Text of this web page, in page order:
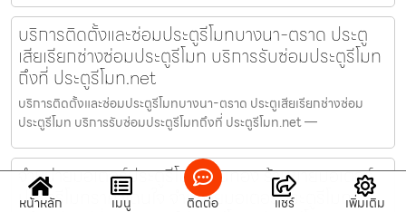
บริการติดตั้งและซ่อมประตูรีโมทบางนา-ตราด ประตู
เสียเรียกช่างซ่อมประตูรีโมท บริการรับซ่อมประตูรีโมท
ถึงที่ ประตูรีโมท.net
บริการติดตั้งและซ่อมประตูรีโมทบางนา-ตราด ประตูเสียเรียกช่างซ่อม
ประตูรีโมท บริการรับซ่อมประตูรีโมทถึงที่ ประตูรีโมท.net —
จำหน่ายมอเตอร์ประตูรีโมทพานทอง ร้านขายมอเตอร์
ประตูรีโมทราคาโดนใจ จำหน่ายมอเตอร์ประตูรีโมท
หน้าหลัก เมนู ติดต่อ แชร์ เพิ่มเติม